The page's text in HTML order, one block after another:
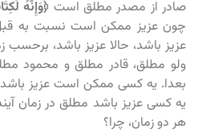
صادر از مصدر مطلق است ﴿وَإِنَّهُ
چون عزیز ممکن است نسبت به
عزیز باشد، حالا عزیز باشد، برحسب
ولو مطلق، قادر مطلق و محمود
بعدا. یه کسی ممکن است عزیز
یه کسی عزیز باشد مطلق در زمان
هر دو زمان، چرا؟